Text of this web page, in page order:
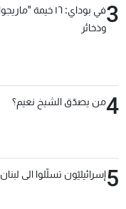
3
في بوداي: ١٦
وذخائر
4من يصدّق الشيخ نعيم؟
5إسرائيليّون تسلّلوا الى